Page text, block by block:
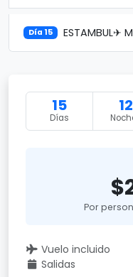
Día 15 ESTAMBUL✈
15
Días
12
Por
Vuelo incluido
Salidas